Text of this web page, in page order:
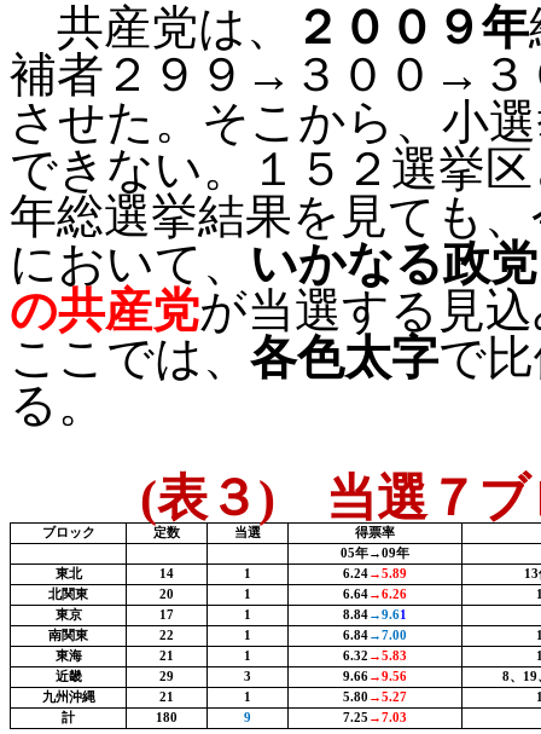
共産党は、
２００９年
補者２９９→３００→
させた。そこから、小
できない。１５２選挙
年総選挙結果を見ても
において、 いかなる政党
の共産党が当選する見
ここでは、 各色太字で
る。
(表３) 当選７ブ
ブロック 定数 当選
得票率
05年→09年
東北
14 1 6.24→5.89 13
北関東
20 1 6.64→6.26
東京
17 1 8.84→9.61
南関東
22 1 6.84→7.00
東海
21 1 6.32 →5.83
近畿
29 3 9.66→9.56 8、 19
九州沖縄
21 1 5.80 →5.27
計
180 9 7.25 →7.03